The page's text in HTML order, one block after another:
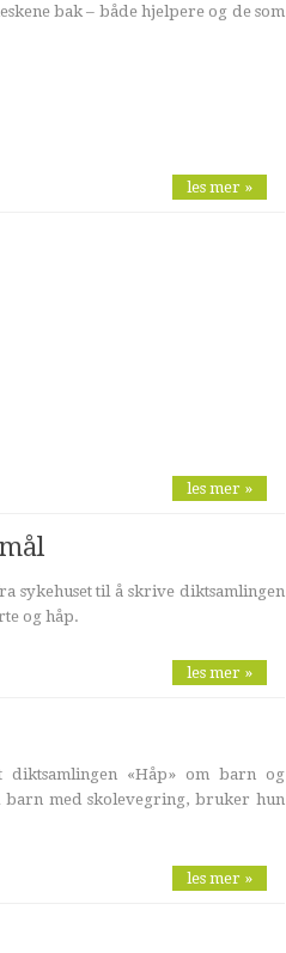
bak – både hjelpere og de som
les mer »
les mer »
sykehuset til å skrive diktsamlingen
og håp.
les mer »
diktsamlingen «Håp» om barn og
med skolevegring, bruker hun
les mer »